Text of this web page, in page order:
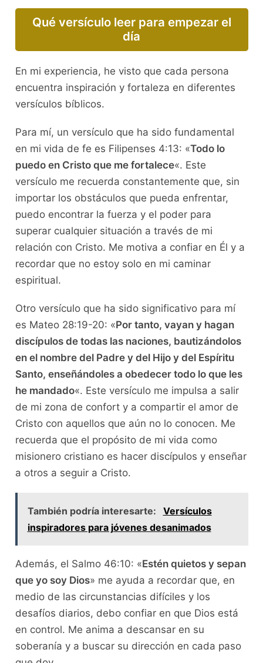
Qué versículo leer para empezar el
día
En mi experiencia, he visto que cada persona
encuentra inspiración y fortaleza en diferentes
versículos bíblicos.
Para mí, un versículo que ha sido fundamental
en mi vida de fe es Filipenses 4:13: «Todo lo
puedo en Cristo que me fortalece«. Este
versículo me recuerda constantemente que, sin
importar los obstáculos que pueda enfrentar,
puedo encontrar la fuerza y el poder para
superar cualquier situación a través de mi
relación con Cristo. Me motiva a confiar en Él y a
recordar que no estoy solo en mi caminar
espiritual.
Otro versículo que ha sido significativo para mí
es Mateo 28:19-20: «Por tanto, vayan y hagan
discípulos de todas las naciones, bautizándolos
en el nombre del Padre y del Hijo y del Espíritu
Santo, enseñándoles a obedecer todo lo que les
he mandado«. Este versículo me impulsa a salir
de mi zona de confort y a compartir el amor de
Cristo con aquellos que aún no lo conocen. Me
recuerda que el propósito de mi vida como
misionero cristiano es hacer discípulos y enseñar
a otros a seguir a Cristo.
También podría interesarte:
Versículos
inspiradores para jóvenes desanimados
Además, el Salmo 46:10: «Estén quietos y sepan
que yo soy Dios» me ayuda a recordar que, en
medio de las circunstancias difíciles y los
desafíos diarios, debo confiar en que Dios está
en control. Me anima a descansar en su
soberanía y a buscar su dirección en cada paso